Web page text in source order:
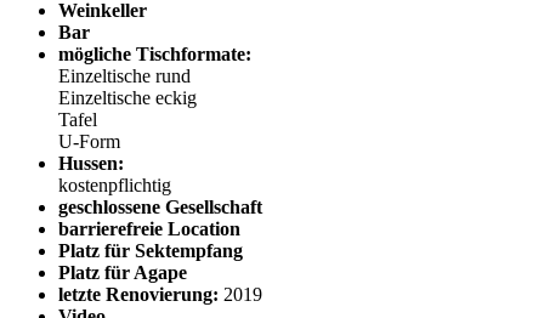
Weinkeller
Bar
mögliche Tischformate:
Einzeltische rund
Einzeltische eckig
Tafel
U-Form
Hussen:
kostenpflichtig
geschlossene Gesellschaft
barrierefreie Location
Platz für Sektempfang
Platz für Agape
letzte Renovierung: 2019